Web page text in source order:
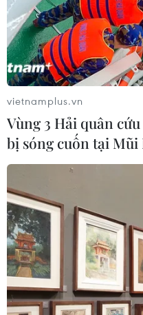
Hòa Thái Lan, đội
chắc ngôi đầu bảng
19/11/2019 14:08
Với kết quả hòa 0-0
vietnamplus.vn
Vùng 3 Hải quân
bị sóng cuốn tại Mũi